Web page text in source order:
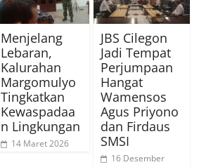
Menjelang
Lebaran,
Kalurahan
Margomulyo
Tingkatkan
Kewaspadaa
n Lingkungan
14 Maret 2026
JBS Cilegon
Jadi Tempat
Perjumpaan
Hangat
Wamensos
Agus Priyono
dan Firdaus
SMSI
16 Desember